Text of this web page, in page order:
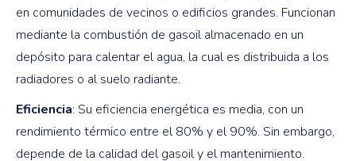
en comunidades de vecinos o edificios grandes. Funcionan
mediante la combustión de gasoil almacenado en un
depósito para calentar el agua, la cual es distribuida a los
radiadores o al suelo radiante.
Eficiencia: Su eficiencia energética es media, con un
rendimiento térmico entre el 80% y el 90%. Sin embargo,
depende de la calidad del gasoil y el mantenimiento.